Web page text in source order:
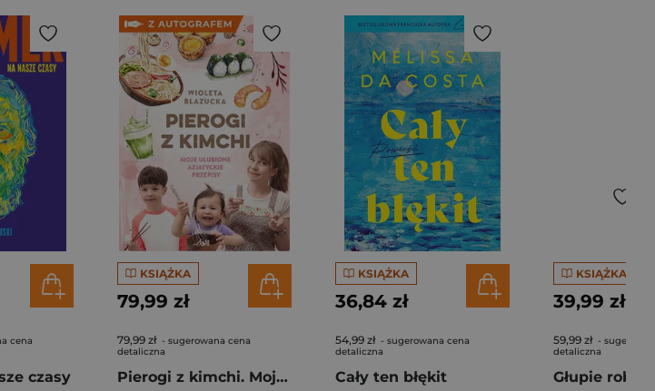
cena
czasy
KSIĄŻKA
79,99 zł
79,99 zł - sugerowana cena
detaliczna
Pierogi z kimchi. Moje ulubione azjatyckie przepisy - książka z autografem
KSIĄŻKA
36,84 zł
54,99 zł - sugerowana cena
detaliczna
Cały ten błękit
KSIĄŻKA
39,99 zł
59,99 zł -
detaliczna